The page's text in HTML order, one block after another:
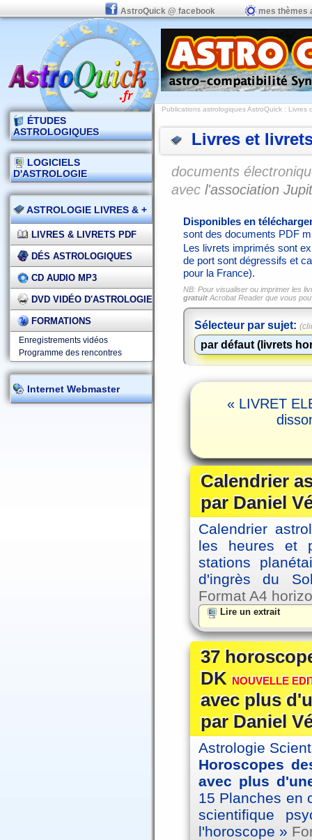
AstroQuick @ facebook mes thèmes
ÉTUDES
ASTROLOGIQUES
LOGICIELS
D'ASTROLOGIE
ASTROLOGIE LIVRES & +
LIVRES & LIVRETS PDF
DÉS ASTROLOGIQUES
CD AUDIO MP3
DVD VIDÉO D'ASTROLOGIE
FORMATIONS
Enregistrements vidéos
Programme des rencontres
Internet Webmaster
Publications astrologiques AstroQuick : Livres
Livres et
documents
avec l'association
Disponibles en
sont des documents PDF
Les livrets imprimés sont
de port sont dégressifs et
pour la France).
NB: Pour visualiser ou imprimer les
gratuit Acrobat Reader que vous
Sélecteur par sujet:
« LIVRET
Calendrier
par Daniel
Calendrier
les heures et
stations
d'ingrès du
Format A4
Lire un extrait
37
DKNOUVELLE
avec plus
par Daniel
Astrologie
Horoscopes
avec plus
15 Planches en
scientifique
l'horoscope »